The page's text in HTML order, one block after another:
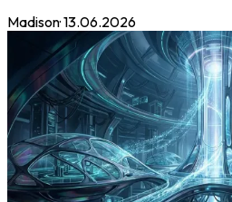
Madison·13.06.2026